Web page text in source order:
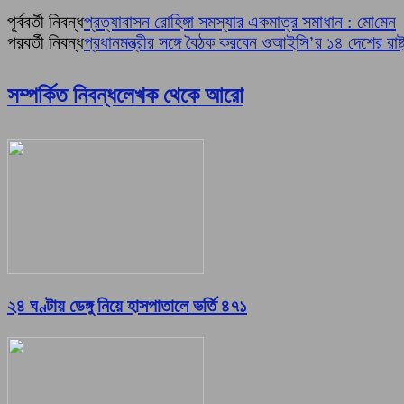
পূর্ববর্তী নিবন্ধপ্রত্যাবাসন রো‌হিঙ্গা সমস্যার একমাত্র সমাধান : মো‌মেন
পরবর্তী নিবন্ধপ্রধানমন্ত্রীর সঙ্গে বৈঠক করবেন ওআইসি’র ১৪ দেশের
সম্পর্কিত নিবন্ধলেখক থেকে আরো
২৪ ঘণ্টায় ডেঙ্গু নিয়ে হাসপাতালে ভর্তি ৪৭১